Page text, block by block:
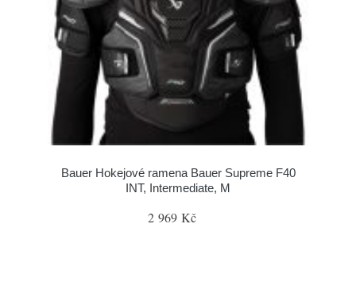
Bauer Hokejové ramena Bauer Supreme F40
INT, Intermediate, M
2 969 Kč